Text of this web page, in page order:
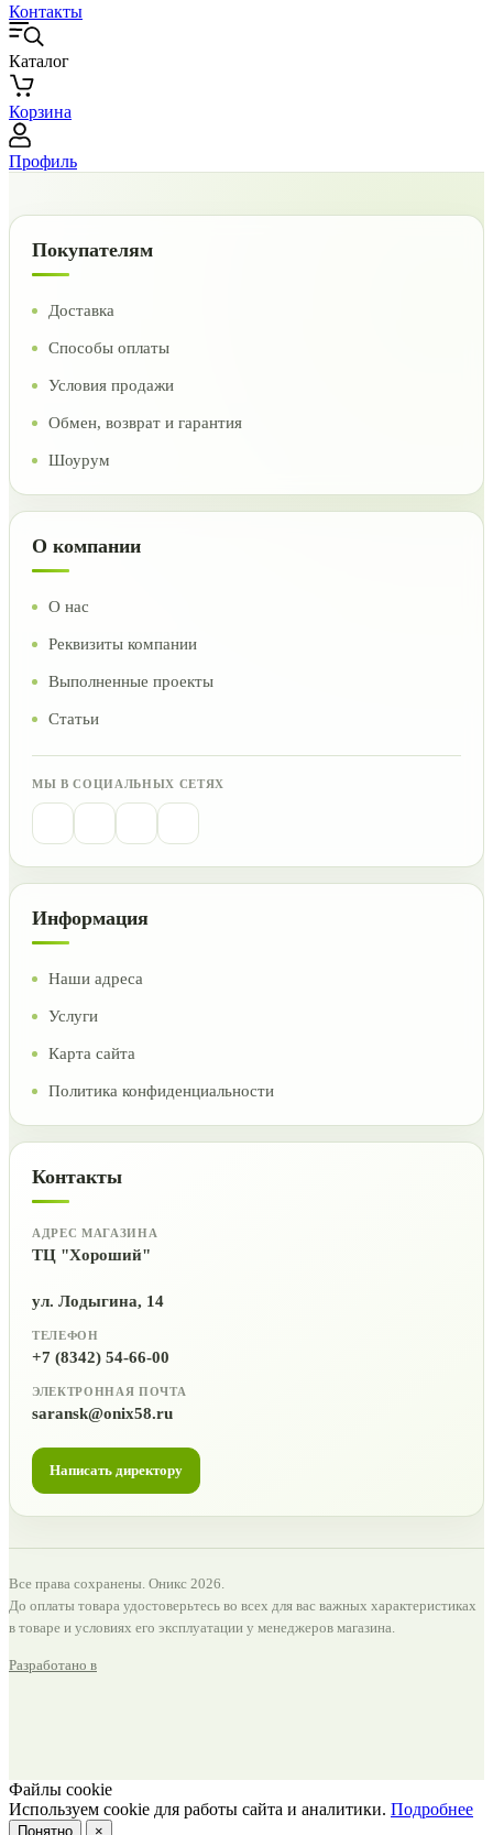
Контакты
Каталог
Корзина
Профиль
Покупателям
Доставка
Способы оплаты
Условия продажи
Обмен, возврат и гарантия
Шоурум
О компании
О нас
Реквизиты компании
Выполненные проекты
Статьи
МЫ В СОЦИАЛЬНЫХ СЕТЯХ
Информация
Наши адреса
Услуги
Карта сайта
Политика конфиденциальности
Контакты
АДРЕС МАГАЗИНА
ТЦ "Хороший"
ул. Лодыгина, 14
ТЕЛЕФОН
+7 (8342) 54-66-00
ЭЛЕКТРОННАЯ ПОЧТА
saransk@onix58.ru
Написать директору
Все права сохранены. Оникс 2026.
До оплаты товара удостоверьтесь во всех для вас важных характеристиках
в товаре и условиях его эксплуатации у менеджеров магазина.
Разработано в
Файлы cookie
Используем cookie для работы сайта и аналитики. Подробнее
Понятно ×